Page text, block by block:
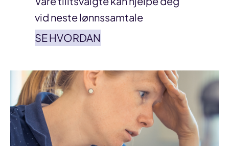
vid neste lønnssamtale
SE HVORDAN